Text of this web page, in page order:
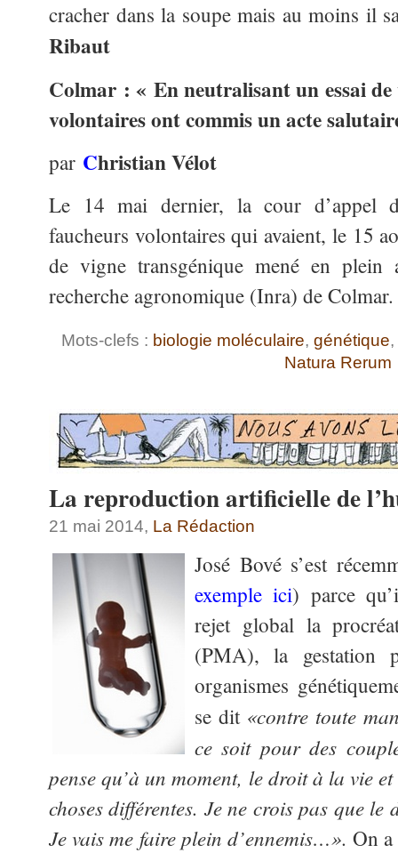
cracher dans la soupe mais au moins il
Ribaut
Colmar : « En neutralisant un essai
volontaires ont commis un acte
par Christian Vélot
Le 14 mai dernier, la cour d’appel
faucheurs volontaires qui avaient, le 15
de vigne transgénique mené en
recherche agronomique (Inra) de Colmar.
Mots-clefs : biologie moléculaire, génétique,
Natura Rerum
La reproduction artificielle de
21 mai 2014, La Rédaction
José Bové s’est
exemple ici) parce
rejet global la
(PMA), la gestation
organismes
se dit «contre toute
ce soit pour des
pense qu’à un moment, le droit à la vie
choses différentes. Je ne crois pas que
Je vais me faire plein d’ennemis…». On